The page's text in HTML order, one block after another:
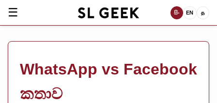
☰ සිං EN த
WhatsApp vs Facebook
කතාව